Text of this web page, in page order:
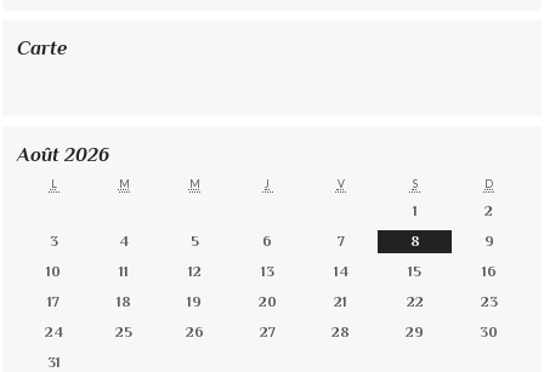
Carte
Août 2026
L M M J V S D
1
2
3
4 5 6 7 8
9
10
11 12 13 14 15
16
17
18 19 20 21 22
23
24
25 26 27 28 29
30
31